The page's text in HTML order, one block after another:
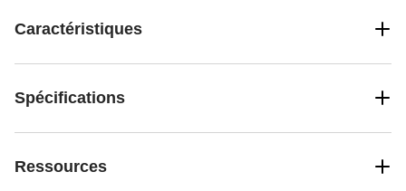
Caractéristiques
Spécifications
Ressources